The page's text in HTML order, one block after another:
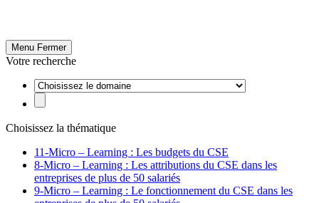
Menu Fermer
Votre recherche
Choisissez la thématique
11-Micro – Learning : Les budgets du CSE
8-Micro – Learning : Les attributions du CSE dans les
entreprises de plus de 50 salariés
9-Micro – Learning : Le fonctionnement du CSE dans les